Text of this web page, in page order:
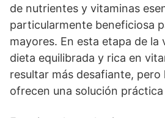
de nutrientes y vitaminas
particularmente beneficiosa
mayores. En esta etapa de la
dieta equilibrada y rica en
resultar más desafiante, pero
ofrecen una solución